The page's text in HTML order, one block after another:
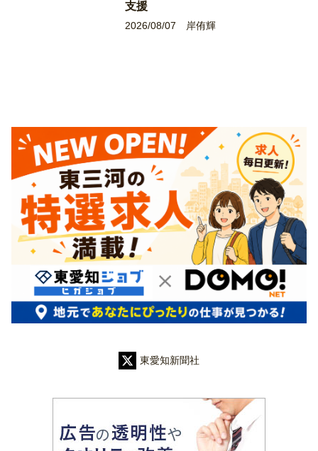
支援
2026/08/07 岸侑輝
東愛知新聞社